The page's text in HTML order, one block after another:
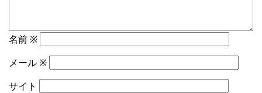
名前※
メール※
サイト